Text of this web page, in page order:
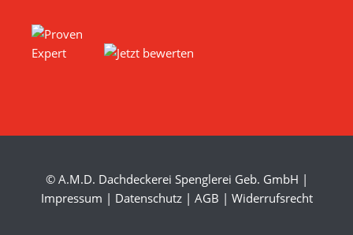
© A.M.D. Dachdeckerei Spenglerei Geb. GmbH |
Impressum | Datenschutz| AGB | Widerrufsrecht